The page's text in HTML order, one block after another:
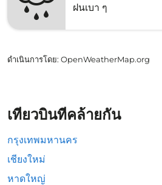
ฝนเบา ๆ
ดำเนินการโดย: OpenWeatherMap.org
เที่ยวบินที่คล้ายกัน
กรุงเทพมหานคร
เชียงใหม่
หาดใหญ่